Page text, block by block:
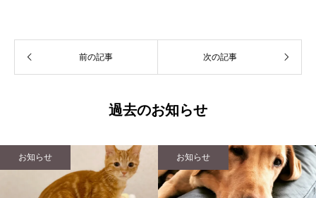
前の記事 次の記事
過去のお知らせ
お知らせ お知らせ